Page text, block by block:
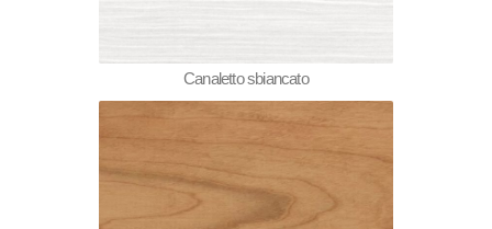
Canaletto sbiancato